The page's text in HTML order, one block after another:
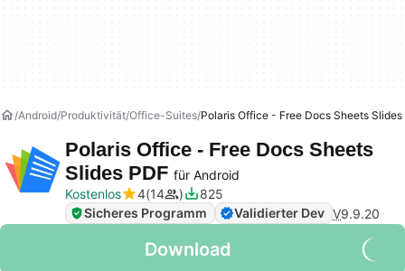
Android Produktivität Office-Suites Polaris Office - Free Docs Sheets Slides
Polaris Office - Free Docs Sheets
Slides PDF für Android
Kostenlos
4 14
825
Sicheres Programm
Validierter Dev V9.9.20
Download